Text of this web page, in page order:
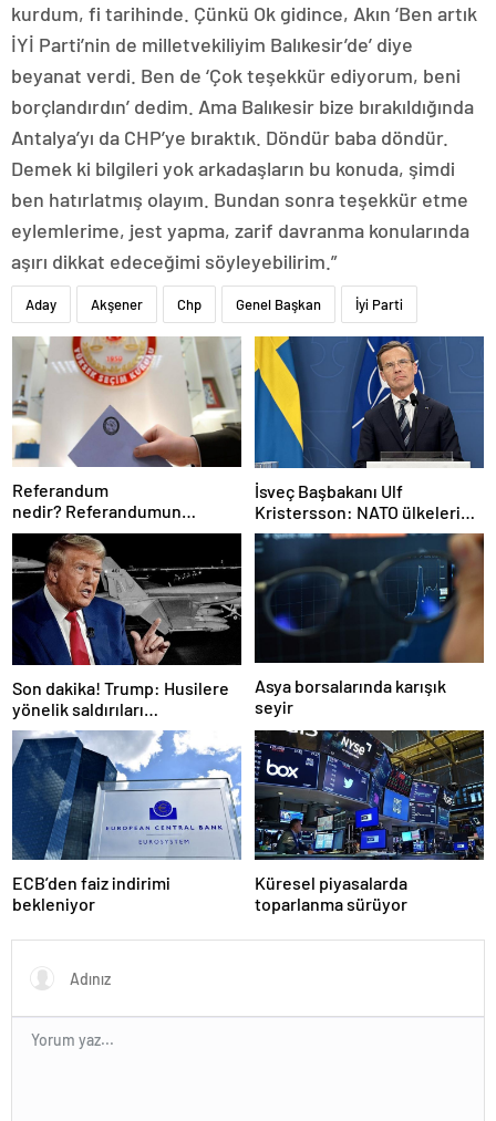
kurdum, fi tarihinde. Çünkü Ok gidince, Akın ‘Ben artık
İYİ Parti’nin de milletvekiliyim Balıkesir’de’ diye
beyanat verdi. Ben de ‘Çok teşekkür ediyorum, beni
borçlandırdın’ dedim. Ama Balıkesir bize bırakıldığında
Antalya’yı da CHP’ye bıraktık. Döndür baba döndür.
Demek ki bilgileri yok arkadaşların bu konuda, şimdi
ben hatırlatmış olayım. Bundan sonra teşekkür etme
eylemlerime, jest yapma, zarif davranma konularında
aşırı dikkat edeceğimi söyleyebilirim.”
Aday Akşener Chp Genel Başkan İyi Parti
Referandum
nedir? Referandumun
yapılma nedenleri
İsveç Başbakanı Ulf
Kristersson: NATO ülkeleri
savunma harcamalarını
artıracak
Son dakika! Trump: Husilere
yönelik saldırıları
durduruyoruz
Asya borsalarında karışık
seyir
ECB’den faiz indirimi
bekleniyor
Küresel piyasalarda
toparlanma sürüyor